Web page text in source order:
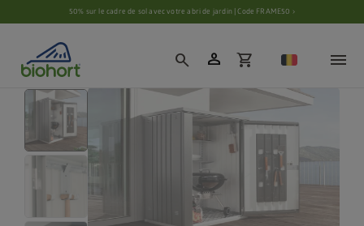
Paramètres des cookies50% sur le cadre de sol avec votre abri de jardin | Code FRAME50 ›
search person shopping_cart